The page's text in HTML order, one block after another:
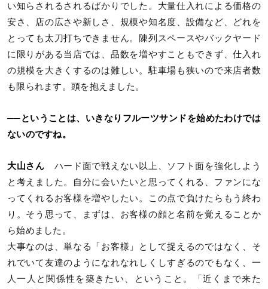
い知らされるされるばかりでした。大量仕入れによる価格の
安さ、店の広さや新しさ、規模や知名度、設備など、どれを
とっても太刀打ちできません。陳列スペースやバックヤード
に限りがある当店では、品数を増やすこともできず、仕入れ
の規模を大きくするのは難しい。駐車場も狭いので来店者数
も限られます。頭を抱えました。
──ということは、いきなりフルーツサンドを始めたわけでは
ないのですね。
大山さん ハード面で戦えない以上、ソフト面を強化しよう
と考えました。自分に会いたいと思ってくれる、ファンにな
ってくれるお客様を増やしたい。この点で負けたらもう終わ
り。そう思って、まずは、お客様の顔と名前を覚えることか
ら始めました。
大事なのは、単なる「お客様」として捉えるのではなく、そ
れでいて友達のようになれなれしくしすぎるのでもなく、一
人一人と関係性を築きたい、ということ。「近くまで来た